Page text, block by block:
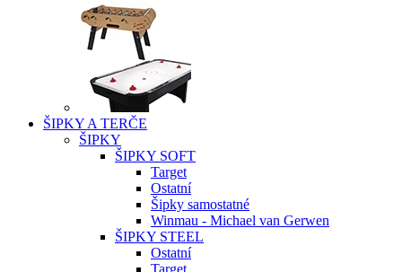
ŠIPKY A TERČE
ŠIPKY
ŠIPKY SOFT
Target
Ostatní
Šipky samostatné
Winmau - Michael van Gerwen
ŠIPKY STEEL
Ostatní
Target